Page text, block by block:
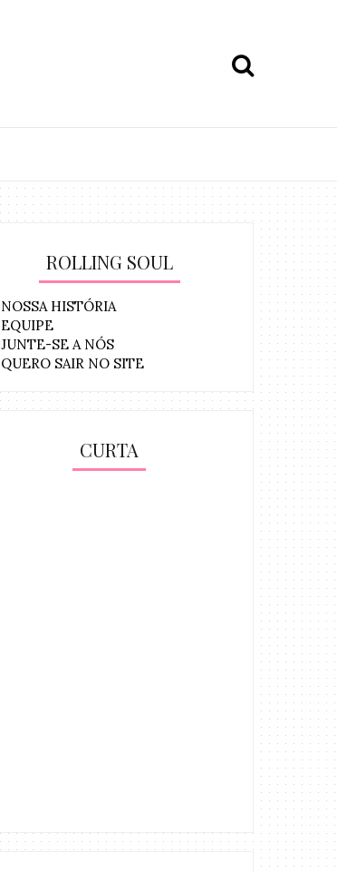
ROLLING SOUL
NOSSA HISTÓRIA
EQUIPE
JUNTE-SE A NÓS
QUERO SAIR NO SITE
CURTA